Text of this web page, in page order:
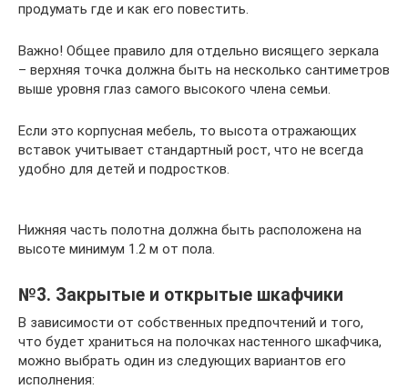
продумать где и как его повестить.
Важно! Общее правило для отдельно висящего зеркала
– верхняя точка должна быть на несколько сантиметров
выше уровня глаз самого высокого члена семьи.
Если это корпусная мебель, то высота отражающих
вставок учитывает стандартный рост, что не всегда
удобно для детей и подростков.
Нижняя часть полотна должна быть расположена на
высоте минимум 1.2 м от пола.
№3. Закрытые и открытые шкафчики
В зависимости от собственных предпочтений и того,
что будет храниться на полочках настенного шкафчика,
можно выбрать один из следующих вариантов его
исполнения: